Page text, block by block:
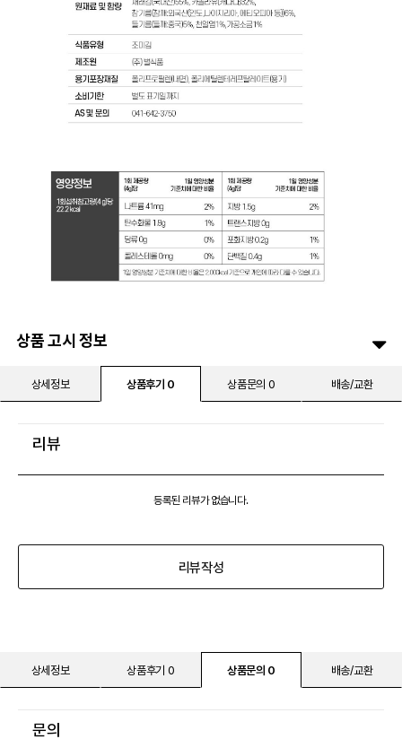
상품 고시 정보
상세정보 상품후기 0 상품문의 0 배송/교환
리뷰
등록된 리뷰가 없습니다.
리뷰작성
상세정보 상품후기 0 상품문의 0 배송/교환
문의